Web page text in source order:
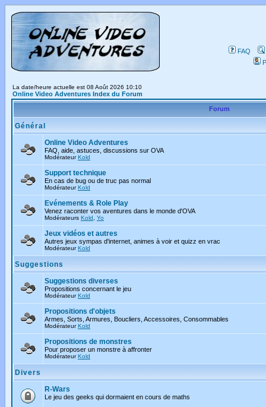
FAQ
La date/heure actuelle est 08 Août 2026 10:10
Online Video Adventures Index du Forum
Forum
Général
Online Video Adventures
FAQ, aide, astuces, discussions sur OVA
ModérateurKold
Support technique
En cas de bug ou de truc pas normal
ModérateurKold
Evénements & Role Play
Venez raconter vos aventures dans le monde d'OVA
Modérateurs Kold Yo
Jeux vidéos et autres
Autres jeux sympas d'internet, animes à voir et quizz en vrac
ModérateurKold
Suggestions
Suggestions diverses
Propositions concernant le jeu
ModérateurKold
Propositions d'objets
Armes, Sorts, Armures, Boucliers, Accessoires, Consommables
ModérateurKold
Propositions de monstres
Pour proposer un monstre à affronter
ModérateurKold
Divers
R-Wars
Le jeu des geeks qui dormaient en cours de maths